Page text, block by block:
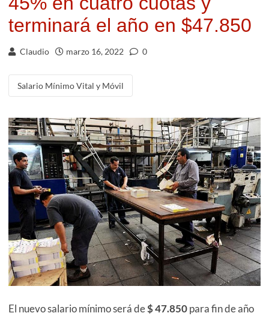
terminará el año en $47.850
Claudio marzo 16, 2022 0
Salario Mínimo Vital y Móvil
El nuevo salario mínimo será de$ 47.850para fin de año